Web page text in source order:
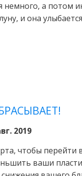
немного, а потом
и она
2019
чтобы перейти
ваши